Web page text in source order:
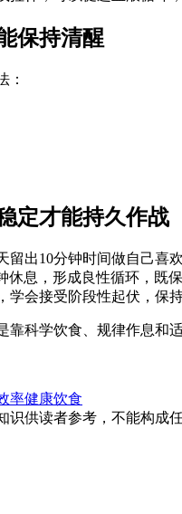
保持清醒
：
定才能持久作战
出10分钟时间做自己喜
息，形成良性循环，既
会接受阶段性起伏，保
科学饮食、规律作息
率健康饮食
供读者参考，不能构